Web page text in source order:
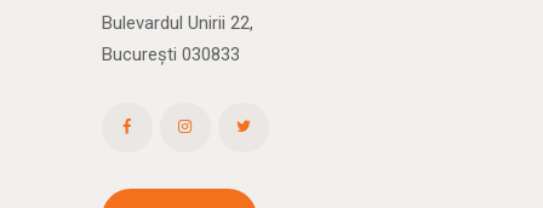
Bulevardul Unirii 22,
București 030833